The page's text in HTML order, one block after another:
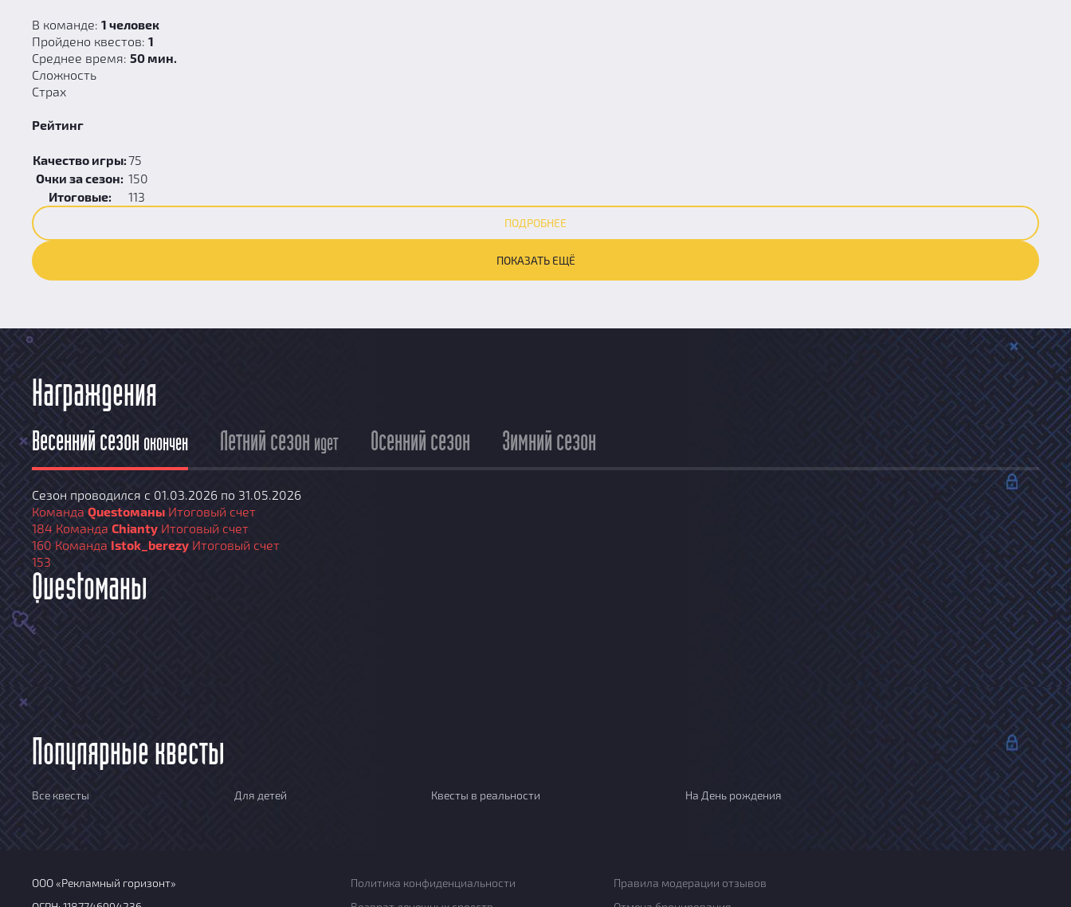
В команде: 1 человек
Пройдено квестов: 1
Среднее время: 50 мин.
Сложность
Страх
Рейтинг
Качество игры:75
Очки за сезон: 150
Итоговые:
113
ПОДРОБНЕЕ
ПОКАЗАТЬ ЕЩЁ
Награждения
Весенний сезон окончен Летний сезон идет Осенний сезон Зимний сезон
Сезон проводился с 01.03.2026 по 31.05.2026
Команда Questoманы Итоговый счет
184 Команда Chianty Итоговый счет
160 Команда Istok_berezy Итоговый счет
153
Questoманы
Популярные квесты
Все квесты Для детей Квесты в реальности На День рождения
ООО «Рекламный горизонт»
Политика конфиденциальности
Правила модерации отзывов